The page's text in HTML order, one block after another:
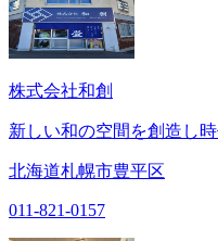
株式会社和創
新しい和の空間を創造し
北海道札幌市豊平区
011-821-0157